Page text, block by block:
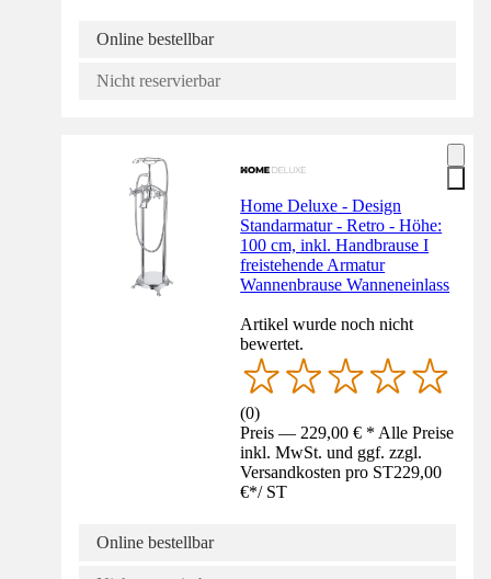
Online bestellbar
Nicht reservierbar
Home Deluxe - Design
Standarmatur - Retro - Höhe:
100 cm, inkl. Handbrause I
freistehende Armatur
Wannenbrause Wanneneinlass
Artikel wurde noch nicht
bewertet.
(0)
Preis — 229,00 € * Alle Preise
inkl. MwSt. und ggf. zzgl.
Versandkosten pro ST229,00
€*/ ST
Online bestellbar